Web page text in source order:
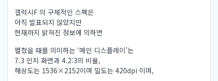
갤럭시F 의 구체적인 스펙은
아직 발표되지 않았지만
현재까지 밝혀진 정보에 의하면
펼쳤을 때를 의미하는 ‘메인 디스플레이’는
7.3 인치 화면과 4.2:3의 비율,
해상도는 1536×2152이며 밀도는 420dpi 이며,